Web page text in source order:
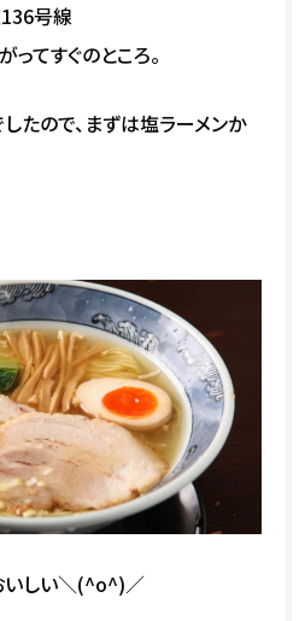
号線
てすぐのところ。
たので、まずは塩ラーメンか
いしい＼(^o^)／